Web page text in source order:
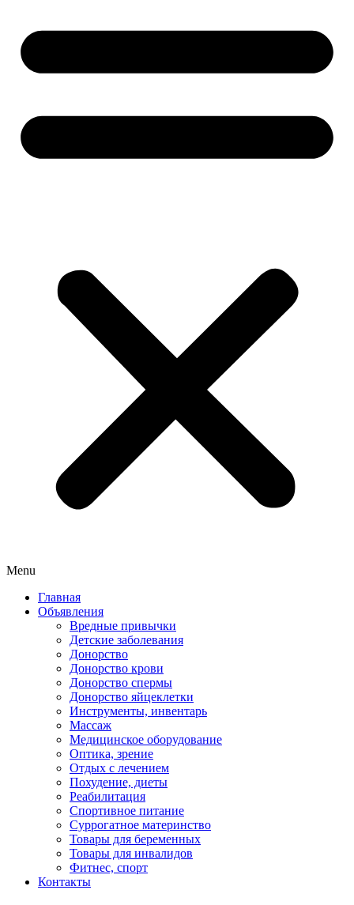
Menu
Главная
Объявления
Вредные привычки
Детские заболевания
Донорство
Донорство крови
Донорство спермы
Донорство яйцеклетки
Инструменты, инвентарь
Массаж
Медицинское оборудование
Оптика, зрение
Отдых с лечением
Похудение, диеты
Реабилитация
Спортивное питание
Суррогатное материнство
Товары для беременных
Товары для инвалидов
Фитнес, спорт
Контакты